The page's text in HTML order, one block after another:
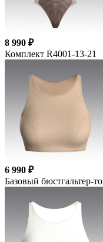
8 990 ₽
Комплект R4001-13-21
6 990 ₽
Базовый бюстгальтер-